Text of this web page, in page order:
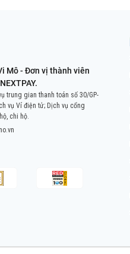
Mô - Đơn vị thành viên
trung gian thanh toán số 30/GP-
vụ Ví điện tử; Dịch vụ cổng
chi hộ.